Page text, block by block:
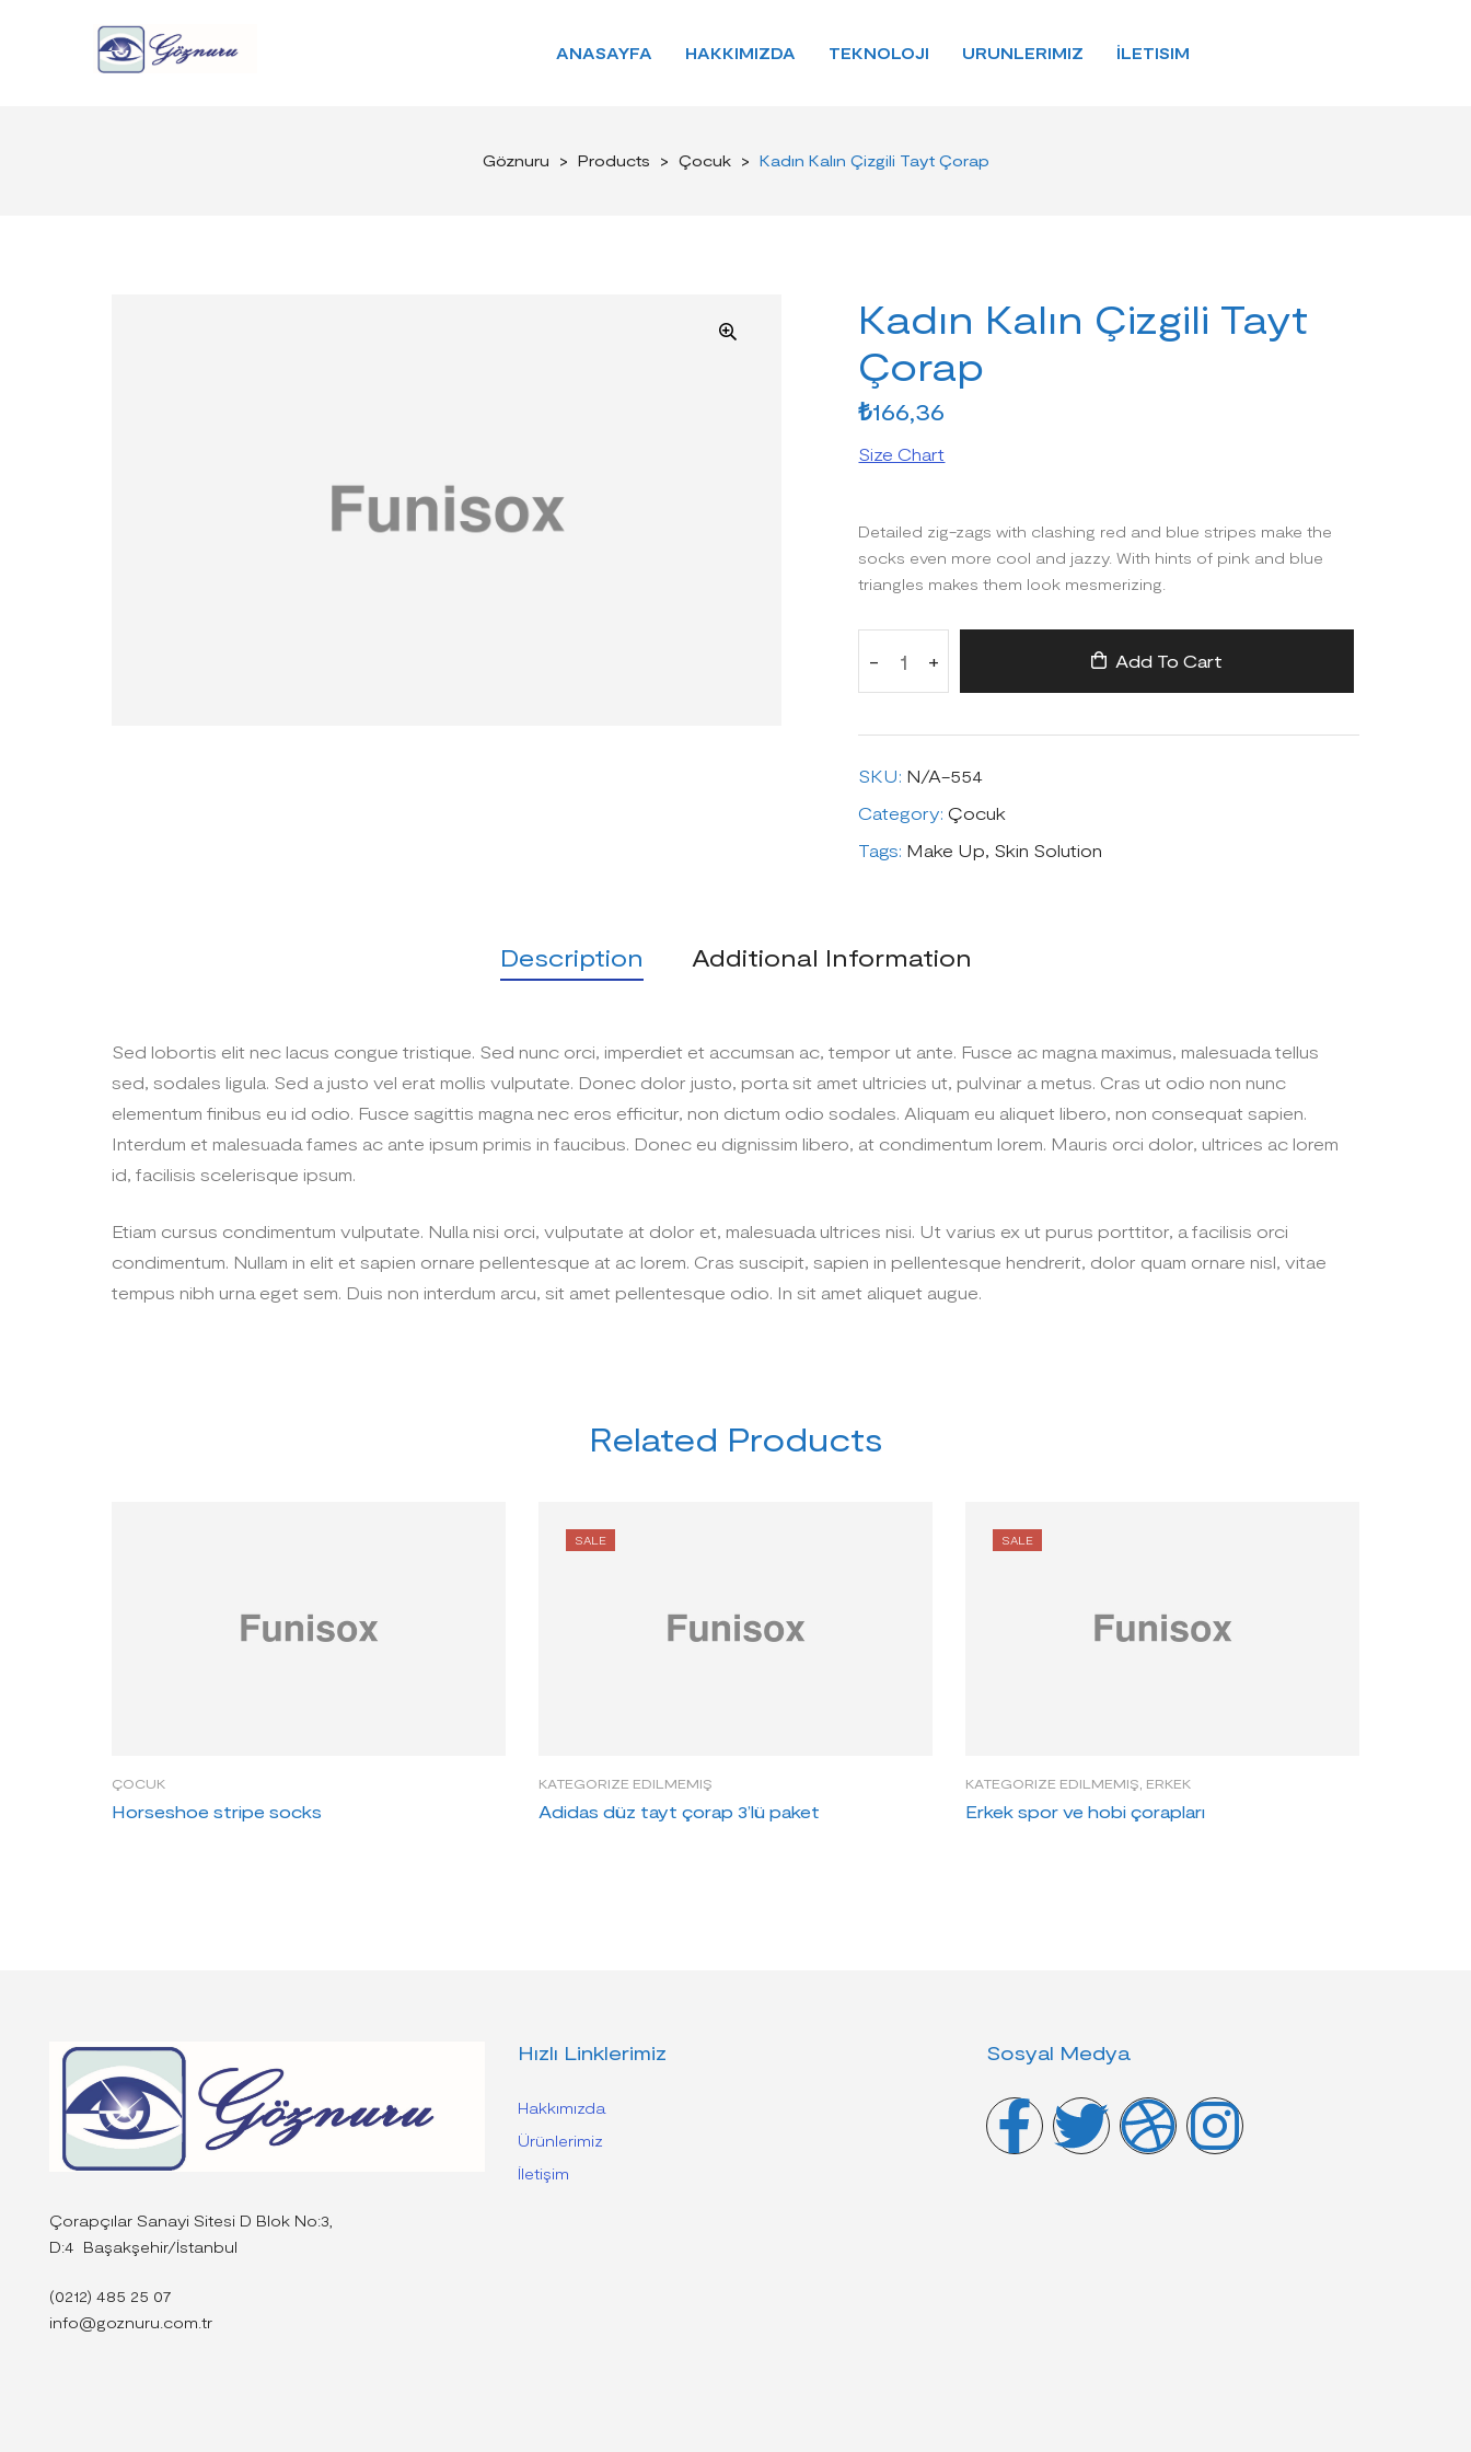
ANASAYFA HAKKIMIZDA TEKNOLOJI URUNLERIMIZ İLETISIM
Göznuru > Products > Çocuk > Kadın Kalın Çizgili Tayt Çorap
Kadın Kalın Çizgili Tayt
Çorap
₺166,36
Size Chart
Detailed zig-zags with clashing red and blue stripes make the
socks even more cool and jazzy. With hints of pink and blue
triangles makes them look mesmerizing.
Quantity:
- + Add To Cart
SKU: N/A-554
Category:Çocuk
Tags: Make Up, Skin Solution
Description Additional Information
Sed lobortis elit nec lacus congue tristique. Sed nunc orci, imperdiet et accumsan ac, tempor ut ante. Fusce ac magna maximus, malesuada tellus
sed, sodales ligula. Sed a justo vel erat mollis vulputate. Donec dolor justo, porta sit amet ultricies ut, pulvinar a metus. Cras ut odio non nunc
elementum finibus eu id odio. Fusce sagittis magna nec eros efficitur, non dictum odio sodales. Aliquam eu aliquet libero, non consequat sapien.
Interdum et malesuada fames ac ante ipsum primis in faucibus. Donec eu dignissim libero, at condimentum lorem. Mauris orci dolor, ultrices ac lorem
id, facilisis scelerisque ipsum.
Etiam cursus condimentum vulputate. Nulla nisi orci, vulputate at dolor et, malesuada ultrices nisi. Ut varius ex ut purus porttitor, a facilisis orci
condimentum. Nullam in elit et sapien ornare pellentesque at ac lorem. Cras suscipit, sapien in pellentesque hendrerit, dolor quam ornare nisl, vitae
tempus nibh urna eget sem. Duis non interdum arcu, sit amet pellentesque odio. In sit amet aliquet augue.
Related Products
ÇOCUK
Horseshoe stripe socks
SALE
KATEGORIZE EDILMEMIŞ
Adidas düz tayt çorap 3’lü paket
SALE
KATEGORIZE EDILMEMIŞ ERKEK
Erkek spor ve hobi çorapları
Çorapçılar Sanayi Sitesi D Blok No:3,
D:4 Başakşehir/İstanbul
(0212) 485 25 07
info@goznuru.com.tr
Hızlı Linklerimiz
Hakkımızda
Ürünlerimiz
İletişim
Sosyal Medya